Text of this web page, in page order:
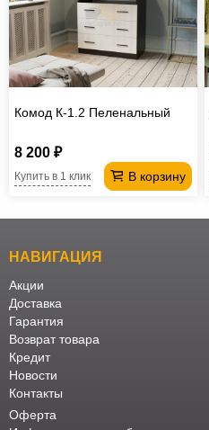
Офисная
мебель
Столы
ванной
трансформер
Матрасы
из
ротанга
Садовая
мебель
Косметологическое
оборудование
Комод К-1.2 Пеленальный
8 200 ₽
В корзину
Купить в 1 клик
НАВИГАЦИЯ
Акции
Доставка
Гарантия
Возврат товара
Кредит
Новости
Контакты
Оферта